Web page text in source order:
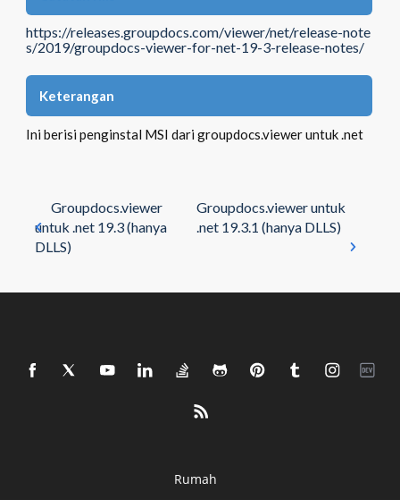
https://releases.groupdocs.com/viewer/net/release-note
s/2019/groupdocs-viewer-for-net-19-3-release-notes/
Keterangan
Ini berisi penginstal MSI dari groupdocs.viewer untuk .net
Groupdocs.viewer
untuk .net 19.3 (hanya
DLLS)
Groupdocs.viewer untuk
.net 19.3.1 (hanya DLLS)
Rumah